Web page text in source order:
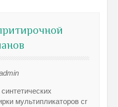
мультипликаторов cr